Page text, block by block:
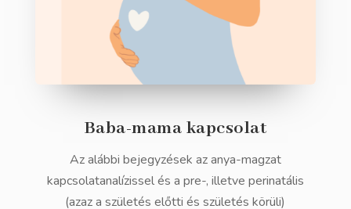
Baba-mama kapcsolat
Az alábbi bejegyzések az anya-magzat
kapcsolatanalízissel és a pre-, illetve perinatális
(azaz a születés előtti és születés körüli)